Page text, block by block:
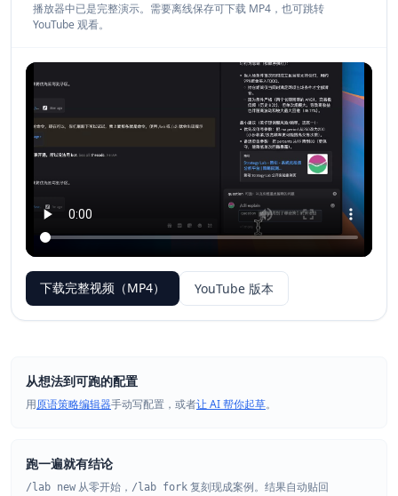
播放器中已是完整演示。需要离线保存可下载 MP4，也可跳转
YouTube 观看。
下载完整视频（MP4） YouTube 版本
从想法到可跑的配置
用原语策略编辑器手动写配置，或者让 AI 帮你起草。
跑一遍就有结论
/lab new 从零开始， /lab fork 复刻现成案例。结果自动贴回